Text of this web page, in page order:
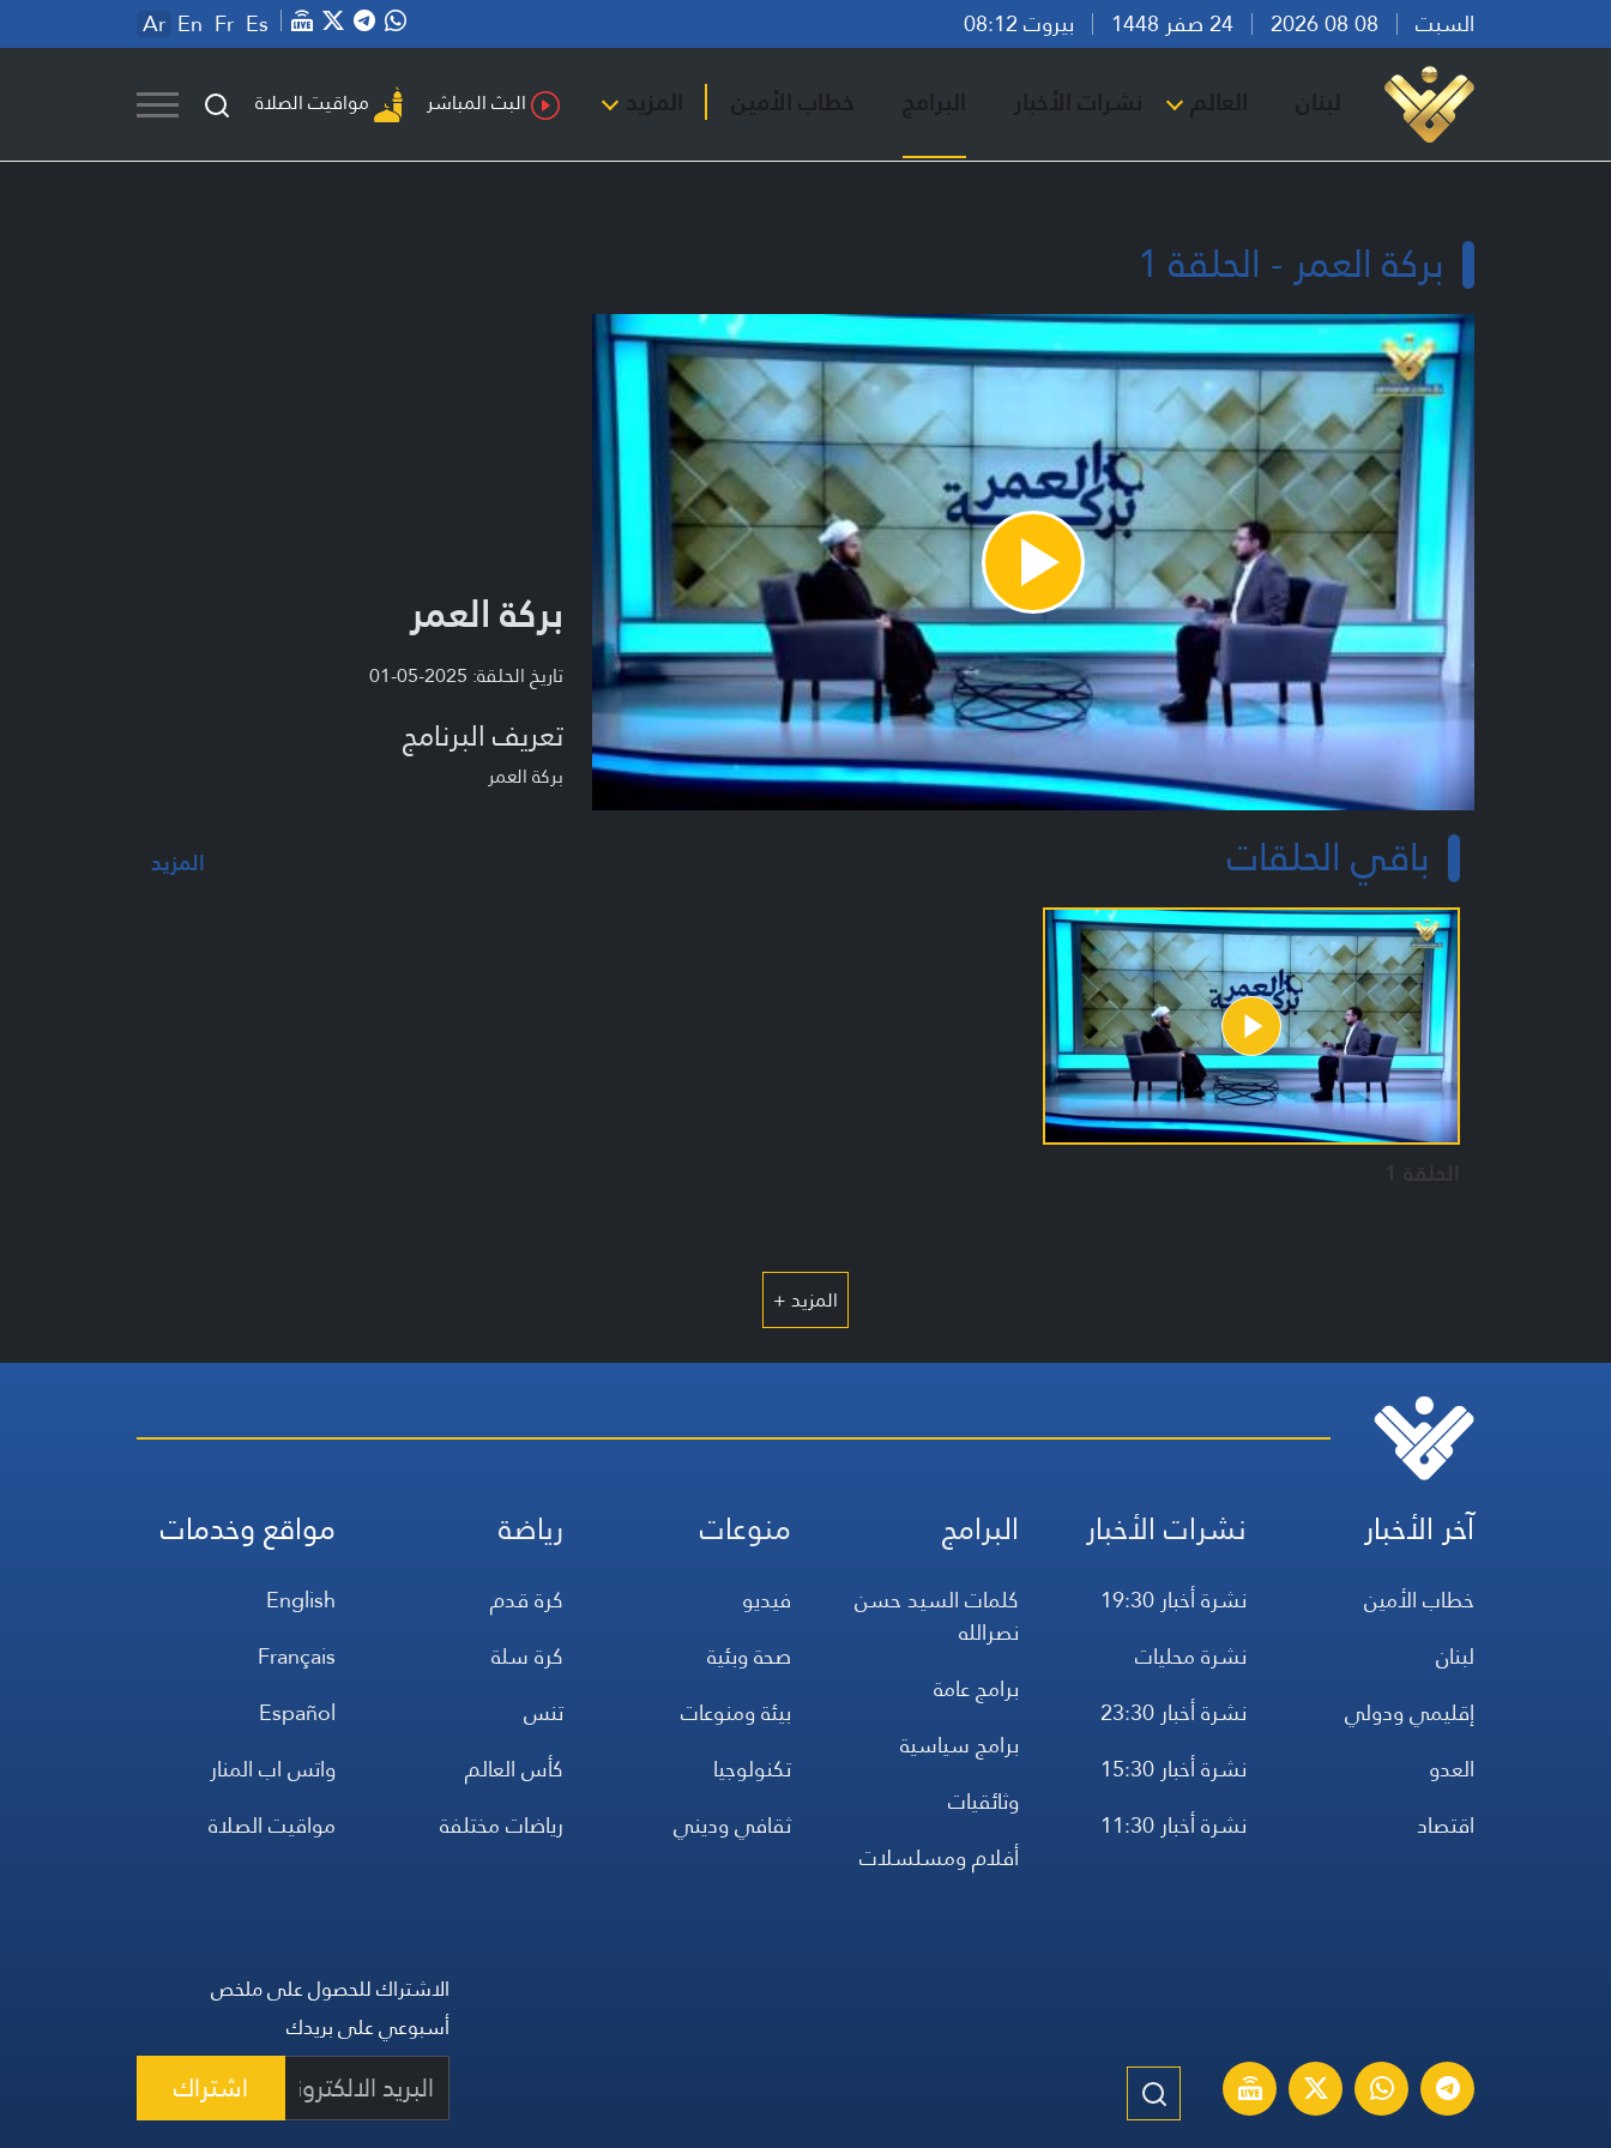
السبت بيروت 08:12 Ar En Fr Es
لبنان العالم نشرات الأخبار البرامج خطاب الأمين المزيد البث المباشر مواقيت الصلاة
بركة العمر - الحلقة 1
Play
Video
بركة العمر
تاريخ الحلقة: 2025-05-01
تعريف البرنامج
بركة العمر
باقي الحلقات المزيد
الحلقة 1
المزيد +
آخر الأخبار
خطاب الأمين
لبنان
إقليمي ودولي
العدو
اقتصاد
نشرات الأخبار
نشرة أخبار 19:30
نشرة محليات
نشرة أخبار 23:30
نشرة أخبار 15:30
نشرة أخبار 11:30
البرامج
كلمات السيد حسن
نصرالله
برامج عامة
برامج سياسية
وثائقيات
أفلام ومسلسلات
منوعات
فيديو
صحة وبئية
بيئة ومنوعات
تكنولوجيا
ثقافي وديني
رياضة
كرة قدم
كرة سلة
تنس
كأس العالم
رياضات مختلفة
مواقع وخدمات
English
Français
Español
واتس اب المنار
مواقيت الصلاة
الاشتراك للحصول على ملخص
أسبوعي على بريدك
اشتراك